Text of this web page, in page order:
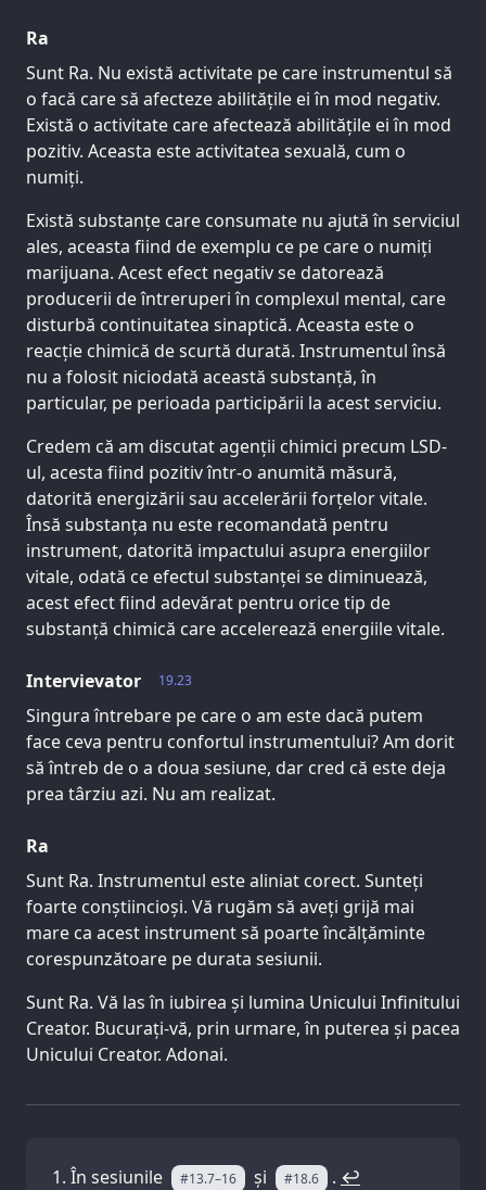
Ra
Sunt Ra. Nu există activitate pe care instrumentul să
o facă care să afecteze abilitățile ei în mod negativ.
Există o activitate care afectează abilitățile ei în mod
pozitiv. Aceasta este activitatea sexuală, cum o
numiți.
Există substanțe care consumate nu ajută în serviciul
ales, aceasta fiind de exemplu ce pe care o numiți
marijuana. Acest efect negativ se datorează
producerii de întreruperi în complexul mental, care
disturbă continuitatea sinaptică. Aceasta este o
reacție chimică de scurtă durată. Instrumentul însă
nu a folosit niciodată această substanță, în
particular, pe perioada participării la acest serviciu.
Credem că am discutat agenții chimici precum LSD-
ul, acesta fiind pozitiv într-o anumită măsură,
datorită energizării sau accelerării forțelor vitale.
Însă substanța nu este recomandată pentru
instrument, datorită impactului asupra energiilor
vitale, odată ce efectul substanței se diminuează,
acest efect fiind adevărat pentru orice tip de
substanță chimică care accelerează energiile vitale.
19.23
Intervievator
Singura întrebare pe care o am este dacă putem
face ceva pentru confortul instrumentului? Am dorit
să întreb de o a doua sesiune, dar cred că este deja
prea târziu azi. Nu am realizat.
Ra
Sunt Ra. Instrumentul este aliniat corect. Sunteți
foarte conștiincioși. Vă rugăm să aveți grijă mai
mare ca acest instrument să poarte încălțăminte
corespunzătoare pe durata sesiunii.
Sunt Ra. Vă las în iubirea și lumina Unicului Infinitului
Creator. Bucurați-vă, prin urmare, în puterea și pacea
Unicului Creator. Adonai.
În sesiunile #13.7–16 și #18.6 . ↩